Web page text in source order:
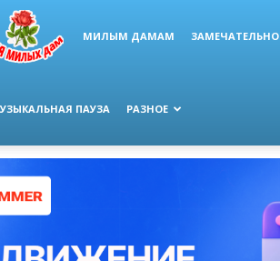
МИЛЫМ ДАМАМ
ПАУЗА РАЗНОЕ